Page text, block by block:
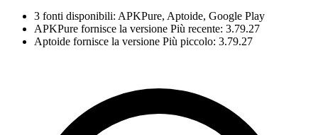
3 fonti disponibili: APKPure, Aptoide, Google Play
APKPure fornisce la versione Più recente: 3.79.27
Aptoide fornisce la versione Più piccolo: 3.79.27